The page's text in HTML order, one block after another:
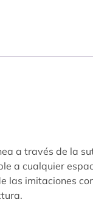
a través de la
a cualquier
las imitaciones